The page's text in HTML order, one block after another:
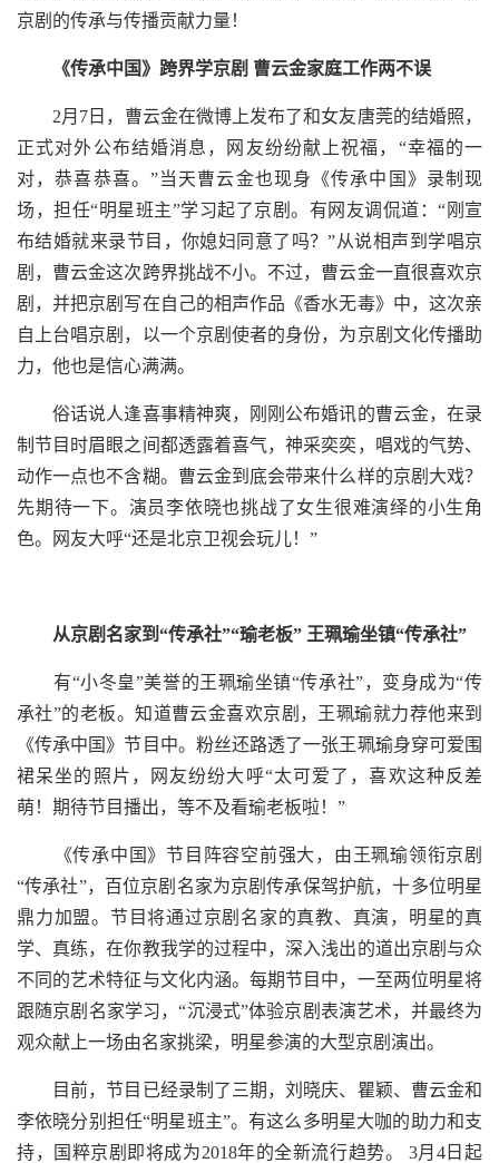
京剧的传承与传播贡献力量！
《传承中国》跨界学京剧 曹云金家庭工作两不误
2月7日，曹云金在微博上发布了和女友唐莞的结婚照，
正式对外公布结婚消息，网友纷纷献上祝福，“幸福的一
对，恭喜恭喜。”当天曹云金也现身《传承中国》录制现
场，担任“明星班主”学习起了京剧。有网友调侃道：“刚宣
布结婚就来录节目，你媳妇同意了吗？”从说相声到学唱京
剧，曹云金这次跨界挑战不小。不过，曹云金一直很喜欢京
剧，并把京剧写在自己的相声作品《香水无毒》中，这次亲
自上台唱京剧，以一个京剧使者的身份，为京剧文化传播助
力，他也是信心满满。
俗话说人逢喜事精神爽，刚刚公布婚讯的曹云金，在录
制节目时眉眼之间都透露着喜气，神采奕奕，唱戏的气势、
动作一点也不含糊。曹云金到底会带来什么样的京剧大戏？
先期待一下。演员李依晓也挑战了女生很难演绎的小生角
色。网友大呼“还是北京卫视会玩儿！”
从京剧名家到“传承社”“瑜老板” 王珮瑜坐镇“传承社”
有“小冬皇”美誉的王珮瑜坐镇“传承社”，变身成为“传
承社”的老板。知道曹云金喜欢京剧，王珮瑜就力荐他来到
《传承中国》节目中。粉丝还路透了一张王珮瑜身穿可爱围
裙呆坐的照片，网友纷纷大呼“太可爱了，喜欢这种反差
萌！期待节目播出，等不及看瑜老板啦！”
《传承中国》节目阵容空前强大，由王珮瑜领衔京剧
“传承社”，百位京剧名家为京剧传承保驾护航，十多位明星
鼎力加盟。节目将通过京剧名家的真教、真演，明星的真
学、真练，在你教我学的过程中，深入浅出的道出京剧与众
不同的艺术特征与文化内涵。每期节目中，一至两位明星将
跟随京剧名家学习，“沉浸式”体验京剧表演艺术，并最终为
观众献上一场由名家挑梁，明星参演的大型京剧演出。
目前，节目已经录制了三期，刘晓庆、瞿颖、曹云金和
李依晓分别担任“明星班主”。有这么多明星大咖的助力和支
持，国粹京剧即将成为2018年的全新流行趋势。 3月4日起